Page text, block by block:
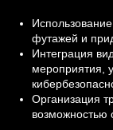
футажей и
Интеграция
мероприятия,
Организация
возможностью